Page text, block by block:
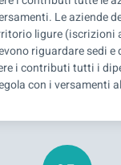
Le aziende
ligure (iscrizioni
riguardare sedi
i contributi tutti i
con i versamenti